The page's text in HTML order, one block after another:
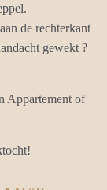
de rechterkant
gewekt ?
Appartement of